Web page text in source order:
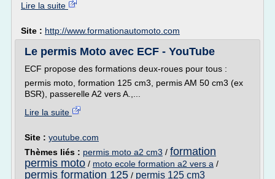
Lire la suite
Site : http://www.formationautomoto.com
Le permis Moto avec ECF - YouTube
ECF propose des formations deux-roues pour tous :
permis moto, formation 125 cm3, permis AM 50 cm3 (ex
BSR), passerelle A2 vers A.,...
Lire la suite
Site : youtube.com
Thèmes liés : permis moto a2 cm3 / formation
permis moto / moto ecole formation a2 vers a /
permis formation 125 / permis 125 cm3